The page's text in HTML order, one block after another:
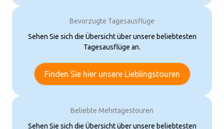
Bevorzugte Tagesausflüge
Sehen Sie sich die Übersicht über unsere beliebtesten
Tagesausflüge an.
Finden Sie hier unsere Lieblingstouren
Beliebte Mehrtagestouren
Sehen Sie sich die Übersicht über unsere beliebtesten